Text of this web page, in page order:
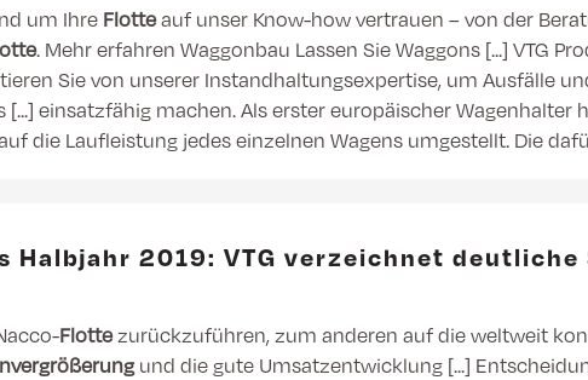
um Ihre Flotteauf unser Know-how vertrauen – von der
. Mehr erfahren Waggonbau Lassen Sie Waggons [...] VTG
Sie von unserer Instandhaltungsexpertise, um Ausfälle
einsatzfähig machen. Als erster europäischer
die Laufleistung jedes einzelnen Wagens umgestellt. Die
Halbjahr 2019: VTG verzeichnet deutliche
Flottezurückzuführen, zum anderen auf die weltweit
und die gute Umsatzentwicklung [...]